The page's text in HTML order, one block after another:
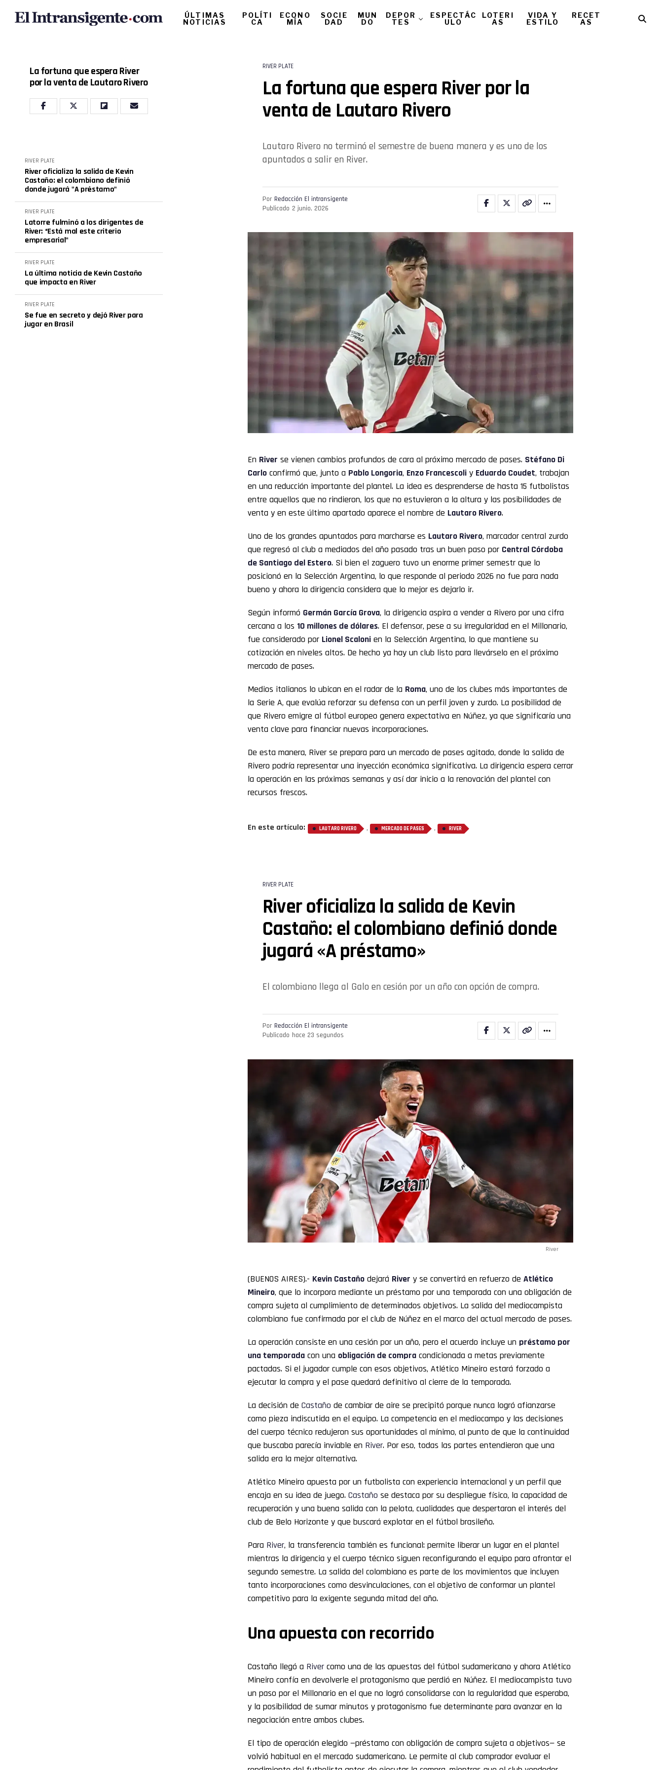
ÚLTIMAS
NOTICIAS
POLÍTI
CA
ECONO
MÍA
SOCIE
DAD
MUN
DO
DEPOR
TES
ESPECTÁC
ULO
LOTERI
AS
VIDA Y
ESTILO
RECET
AS
La fortuna que espera River
por la venta de Lautaro Rivero
RIVER PLATE
River oficializa la salida de Kevin
Castaño: el colombiano definió
donde jugará "A préstamo"
RIVER PLATE
Latorre fulminó a los dirigentes de
River: “Está mal este criterio
empresarial"
RIVER PLATE
La última noticia de Kevin Castaño
que impacta en River
RIVER PLATE
Se fue en secreto y dejó River para
jugar en Brasil
RIVER PLATE
La fortuna que espera River por la
venta de Lautaro Rivero
Lautaro Rivero no terminó el semestre de buena manera y es uno de los
apuntados a salir en River.
Por Redacción El intransigente
Publicado 2 junio, 2026
En River se vienen cambios profundos de cara al próximo mercado de pases. Stéfano Di
Carlo confirmó que, junto a Pablo Longoria, Enzo Francescoli y Eduardo Coudet, trabajan
en una reducción importante del plantel. La idea es desprenderse de hasta 15 futbolistas
entre aquellos que no rindieron, los que no estuvieron a la altura y las posibilidades de
venta y en este último apartado aparece el nombre de Lautaro Rivero.
Uno de los grandes apuntados para marcharse es Lautaro Rivero, marcador central zurdo
que regresó al club a mediados del año pasado tras un buen paso por Central Córdoba
de Santiago del Estero. Si bien el zaguero tuvo un enorme primer semestr que lo
posicionó en la Selección Argentina, lo que responde al periodo 2026 no fue para nada
bueno y ahora la dirigencia considera que lo mejor es dejarlo ir.
Según informó Germán García Grova, la dirigencia aspira a vender a Rivero por una cifra
cercana a los 10 millones de dólares. El defensor, pese a su irregularidad en el Millonario,
fue considerado por Lionel Scaloni en la Selección Argentina, lo que mantiene su
cotización en niveles altos. De hecho ya hay un club listo para llevárselo en el próximo
mercado de pases.
Medios italianos lo ubican en el radar de la Roma, uno de los clubes más importantes de
la Serie A, que evalúa reforzar su defensa con un perfil joven y zurdo. La posibilidad de
que Rivero emigre al fútbol europeo genera expectativa en Núñez, ya que significaría una
venta clave para financiar nuevas incorporaciones.
De esta manera, River se prepara para un mercado de pases agitado, donde la salida de
Rivero podría representar una inyección económica significativa. La dirigencia espera cerrar
la operación en las próximas semanas y así dar inicio a la renovación del plantel con
recursos frescos.
En este artículo: LAUTARO RIVERO , MERCADO DE PASES , RIVER
RIVER PLATE
River oficializa la salida de Kevin
Castaño: el colombiano definió donde
jugará «A préstamo»
El colombiano llega al Galo en cesión por un año con opción de compra.
Por Redacción El intransigente
Publicado hace 23 segundos
River
(BUENOS AIRES).- Kevin Castaño dejará River y se convertirá en refuerzo de Atlético
Mineiro, que lo incorpora mediante un préstamo por una temporada con una obligación de
compra sujeta al cumplimiento de determinados objetivos. La salida del mediocampista
colombiano fue confirmada por el club de Núñez en el marco del actual mercado de pases.
La operación consiste en una cesión por un año, pero el acuerdo incluye un préstamo por
una temporada con una obligación de compra condicionada a metas previamente
pactadas. Si el jugador cumple con esos objetivos, Atlético Mineiro estará forzado a
ejecutar la compra y el pase quedará definitivo al cierre de la temporada.
La decisión de Castaño de cambiar de aire se precipitó porque nunca logró afianzarse
como pieza indiscutida en el equipo. La competencia en el mediocampo y las decisiones
del cuerpo técnico redujeron sus oportunidades al mínimo, al punto de que la continuidad
que buscaba parecía inviable en River. Por eso, todas las partes entendieron que una
salida era la mejor alternativa.
Atlético Mineiro apuesta por un futbolista con experiencia internacional y un perfil que
encaja en su idea de juego. Castaño se destaca por su despliegue físico, la capacidad de
recuperación y una buena salida con la pelota, cualidades que despertaron el interés del
club de Belo Horizonte y que buscará explotar en el fútbol brasileño.
Para River, la transferencia también es funcional: permite liberar un lugar en el plantel
mientras la dirigencia y el cuerpo técnico siguen reconfigurando el equipo para afrontar el
segundo semestre. La salida del colombiano es parte de los movimientos que incluyen
tanto incorporaciones como desvinculaciones, con el objetivo de conformar un plantel
competitivo para la exigente segunda mitad del año.
Una apuesta con recorrido
Castaño llegó a River como una de las apuestas del fútbol sudamericano y ahora Atlético
Mineiro confía en devolverle el protagonismo que perdió en Núñez. El mediocampista tuvo
un paso por el Millonario en el que no logró consolidarse con la regularidad que esperaba,
y la posibilidad de sumar minutos y protagonismo fue determinante para avanzar en la
negociación entre ambos clubes.
El tipo de operación elegido —préstamo con obligación de compra sujeta a objetivos— se
volvió habitual en el mercado sudamericano. Le permite al club comprador evaluar el